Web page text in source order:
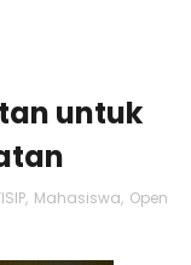
untuk
, Mahasiswa, Open